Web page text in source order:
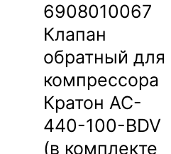
6908010067
Клапан
обратный для
компрессора
Кратон AC-
440-100-BDV
(в комплекте